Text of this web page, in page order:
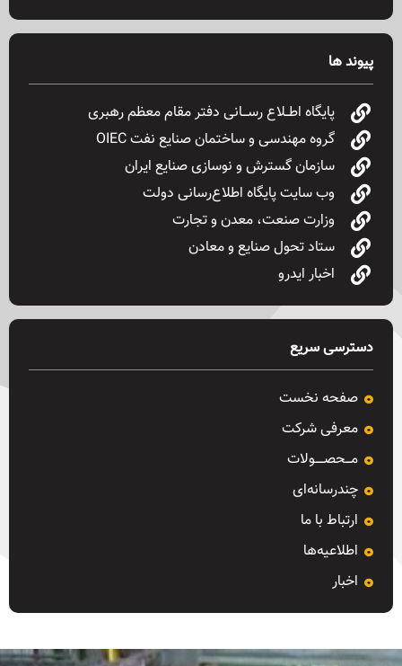
پیوند ها
پایگاه اطــلاع رســـانی دفتر مقام معظم رهبری
گروه مهندسی و ساختمان صنایع نفت OIEC
سازمان گسترش و نوسازی صنایع ایران
وب سایت پایگاه اطلاع‌رسانی دولت
وزارت صنعت، معدن و تجارت
ستاد تحول صنایع و معادن
اخبار ایدرو
دسترسی سریع
صفحه نخست
معرفی شرکت
مـــحصـــــولات
چندرسانه‌ای
ارتباط با ما
اطلاعیه‌ها
اخبار